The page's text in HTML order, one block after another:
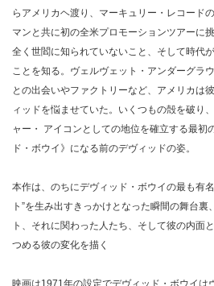
らアメリカヘ渡り、マーキュリー・レコード
マンと共に初の全米プロモーションツアーに
全く世閻に知られていないこと、そして時代
ことを知る。ヴェルヴェット・アンダーグラ
との出会いやファクトリーなど、アメリカは
ィッドを悩ませていた。いくつもの殻を破り
ャー・ アイコンとしての地位を確立する最初
ド・ボウイ》になる前のデヴィッドの姿。
本作は、のちにデヴィッド・ボウイの最も有
ト”を生み出すきっかけとなった瞬間の舞台
ト、それに関わった人たち、そして彼の内面
つめる彼の変化を描く
映画は1971年の設定でデヴィッド・ボウイは